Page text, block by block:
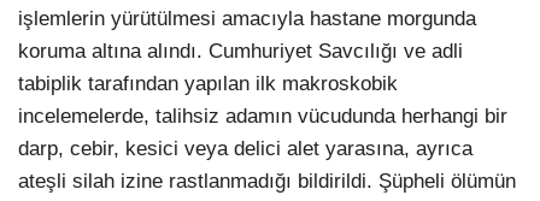
işlemlerin yürütülmesi amacıyla hastane morgunda
koruma altına alındı. Cumhuriyet Savcılığı ve adli
tabiplik tarafından yapılan ilk makroskobik
incelemelerde, talihsiz adamın vücudunda herhangi bir
darp, cebir, kesici veya delici alet yarasına, ayrıca
ateşli silah izine rastlanmadığı bildirildi. Şüpheli ölümün